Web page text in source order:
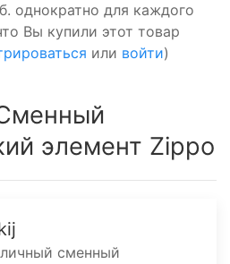
однократно для каждого
Вы купили этот товар
или войти)
элемент Zippo
сменный